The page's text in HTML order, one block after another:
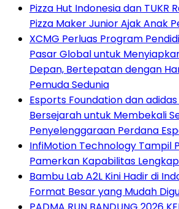
Pizza Hut Indonesia dan TUKR
Pizza Maker Junior Ajak Anak
XCMG Perluas Program
Pasar Global untuk
Depan, Bertepatan dengan
Pemuda Sedunia
Esports Foundation dan
Bersejarah untuk Membekali
Penyelenggaraan Perdana
InfiMotion Technology Tampil
Pamerkan Kapabilitas
Bambu Lab A2L Kini Hadir di
Format Besar yang Mudah